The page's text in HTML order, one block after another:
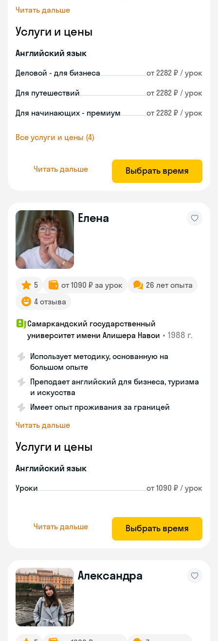
Читать дальше
Услуги и цены
Английский язык
Деловой - для бизнеса от 2282 ₽ / урок
Для путешествий от 2282 ₽ / урок
Для начинающих - премиум от 2282 ₽ / урок
Все услуги и цены (4)
Читать дальше Выбрать время
Елена
5 от 1090 ₽ за урок
26 лет опыта
4 отзыва
Самаркандский государственный
университет имени Алишера Навои • 1988 г.
Использует методику, основанную на
большом опыте
Преподает английский для бизнеса, туризма
и искусства
Имеет опыт проживания за границей
Читать дальше
Услуги и цены
Английский язык
Уроки от 1090 ₽ / урок
Читать дальше Выбрать время
Александра